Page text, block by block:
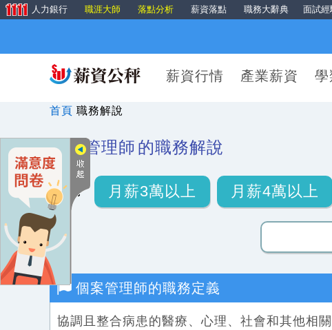
人力銀行 職涯大師 落點分析 薪資落點 職務大辭典 面試經
薪資行情 產業薪資 學
首頁 職務解說
個案管理師 的職務解說
月薪3萬以上 月薪4萬以上
個案管理師的職務定義
協調且整合病患的醫療、心理、社會和其他相